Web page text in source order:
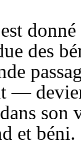
des
—
son
et béni.